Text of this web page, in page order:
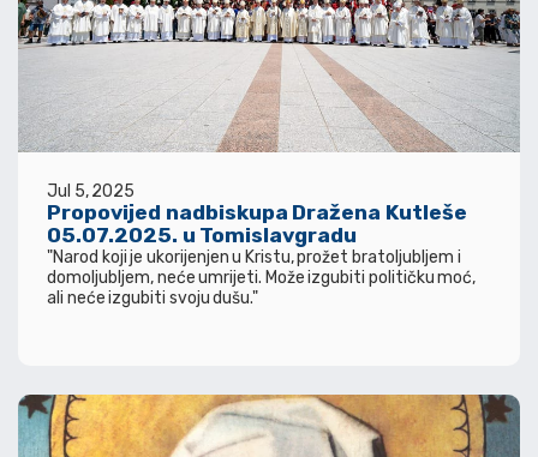
Jul 5, 2025
Propovijed nadbiskupa Dražena Kutleše
05.07.2025. u Tomislavgradu
"Narod koji je ukorijenjen u Kristu, prožet bratoljubljem i
domoljubljem, neće umrijeti. Može izgubiti političku moć,
ali neće izgubiti svoju dušu."